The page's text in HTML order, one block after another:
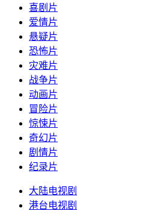
喜剧片
爱情片
悬疑片
恐怖片
灾难片
战争片
动画片
冒险片
惊悚片
奇幻片
剧情片
纪录片
大陆电视剧
港台电视剧